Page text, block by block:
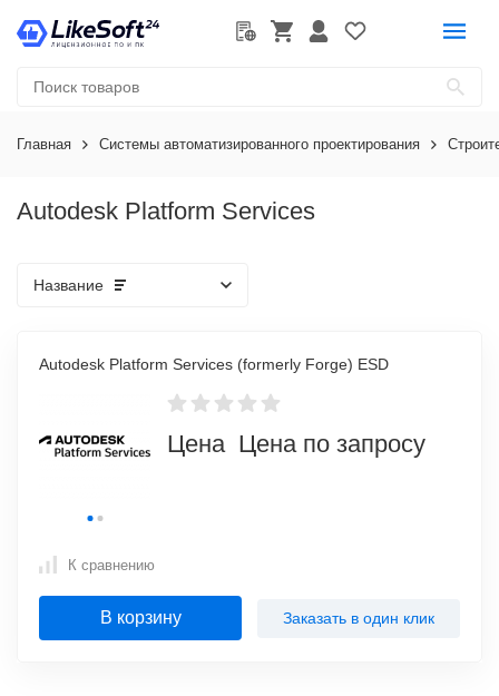
Главная Системы автоматизированного проектирования
Autodesk Platform Services
Название
Autodesk Platform Services (formerly Forge) ESD
Цена Цена по запросу
К сравнению
В корзину Заказать в один клик